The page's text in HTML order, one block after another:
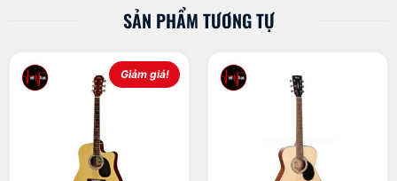
SẢN PHẨM TƯƠNG TỰ
Giảm giá!